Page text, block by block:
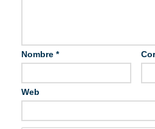
Nombre *
Web